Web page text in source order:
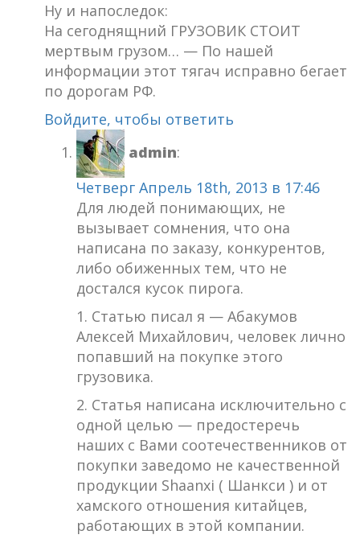
Ну и напоследок:
На сегоднящний ГРУЗОВИК СТОИТ
мертвым грузом… — По нашей
информации этот тягач исправно бегает
по дорогам РФ.
Войдите, чтобы ответить
admin:
Четверг Апрель 18th, 2013 в 17:46
Для людей понимающих, не
вызывает сомнения, что она
написана по заказу, конкурентов,
либо обиженных тем, что не
достался кусок пирога.
1. Статью писал я — Абакумов
Алексей Михайлович, человек лично
попавший на покупке этого
грузовика.
2. Статья написана исключительно с
одной целью — предостеречь
наших с Вами соотечественников от
покупки заведомо не качественной
продукции Shaanxi ( Шанкси ) и от
хамского отношения китайцев,
работающих в этой компании.